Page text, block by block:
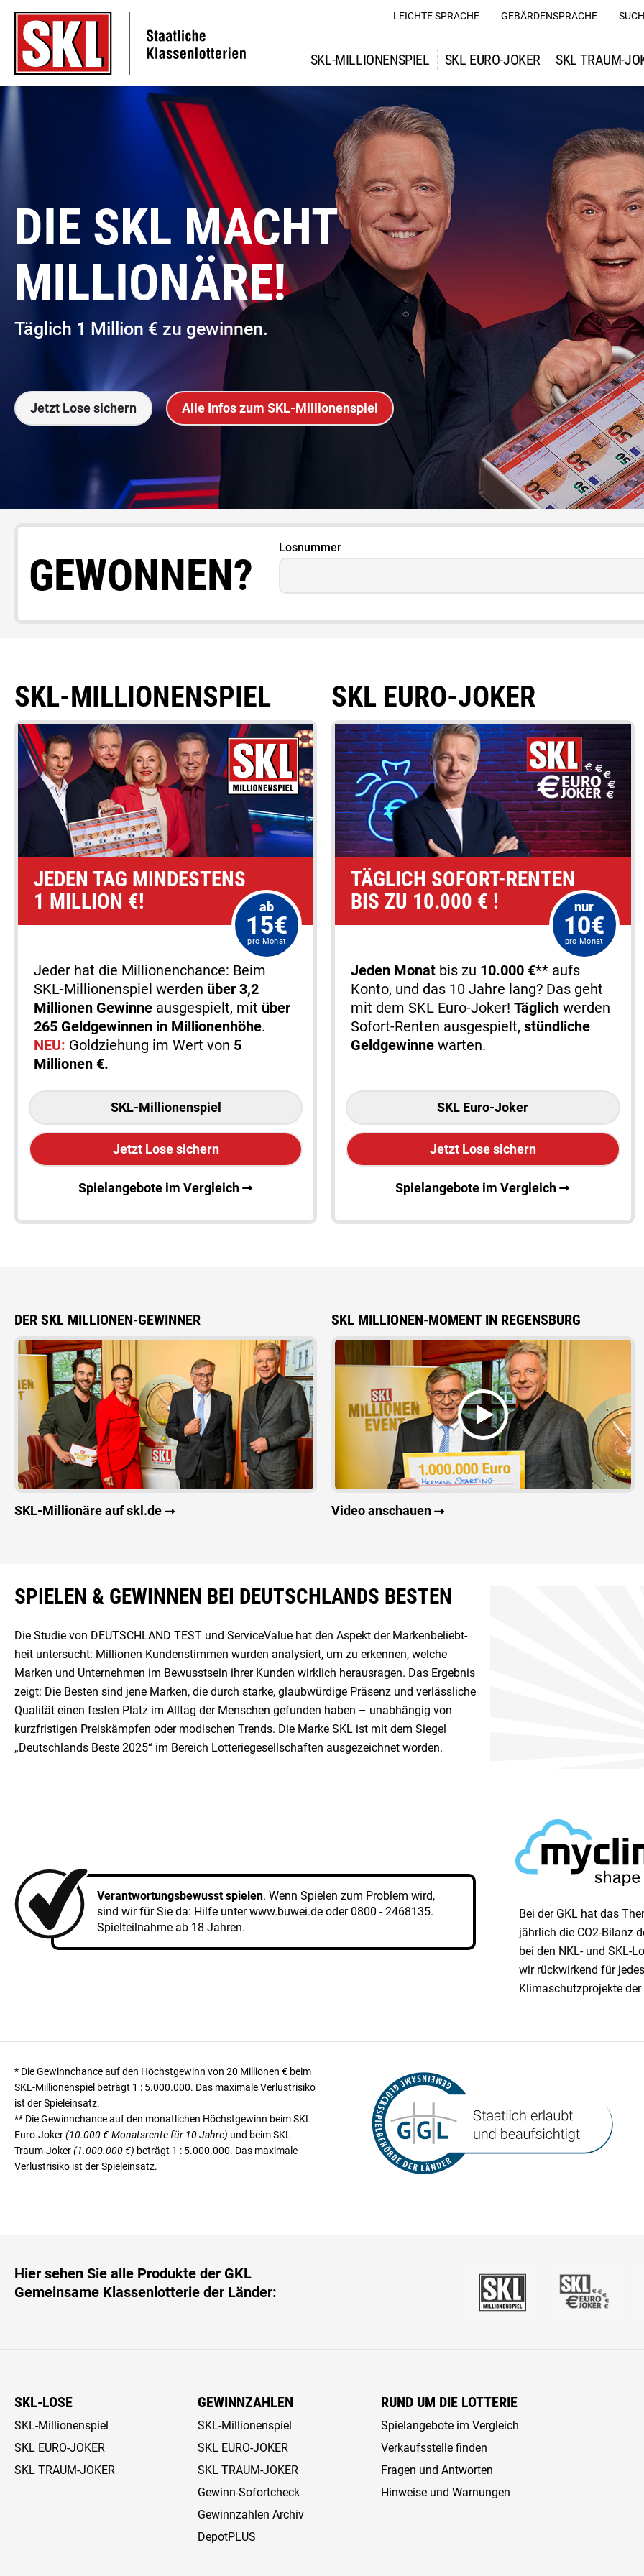
Zu den Hauptinhalten springen
LEICHTE SPRACHE GEBÄRDENSPRACHE
SKL-MILLIONENSPIEL SKL EURO-JOKER SKL TRAUM-
DIE SKL MACHT
MILLIONÄRE!
Täglich 1 Million € zu gewinnen.
Jetzt Lose sichern Alle Infos zum SKL-Millionenspiel
GEWONNEN?
Losnummer
SKL-MILLIONENSPIEL
JEDEN TAG MINDESTENS
1 MILLION €!
ab
15€
pro Monat
Jeder hat die Millionenchance: Beim
SKL-Millionenspiel werden über 3,2
Millionen Gewinne ausgespielt, mit über
265 Geldgewinnen in Millionenhöhe.
NEU: Goldziehung im Wert von 5
Millionen €.
SKL-Millionenspiel
Jetzt Lose sichern
Spielangebote im Vergleich
SKL EURO-JOKER
TÄGLICH SOFORT-RENTEN
BIS ZU 10.000 € !
nur
10€
pro Monat
Jeden Monat bis zu 10.000 €** aufs
Konto, und das 10 Jahre lang? Das geht
mit dem SKL Euro-Joker!Täglich werden
Sofort-Renten ausgespielt,stündliche
Geldgewinne warten.
SKL Euro-Joker
Jetzt Lose sichern
Spielangebote im Vergleich
DER SKL MILLIONEN-GEWINNER
SKL-Millionäre auf skl.de
SKL MILLIONEN-MOMENT IN REGENSBURG
Video anschauen
SPIELEN & GEWINNEN BEI DEUTSCHLANDS BESTEN
Die Studie von DEUTSCHLAND TEST und ServiceValue hat den Aspekt der Marken­beliebt­
heit untersucht: Millionen Kundenstimmen wurden analysiert, um zu erkennen, welche
Marken und Unternehmen im Bewusstsein ihrer Kunden wirklich herausragen. Das Ergebnis
zeigt: Die Besten sind jene Marken, die durch starke, glaubwürdige Präsenz und verlässliche
Qualität einen festen Platz im Alltag der Menschen gefunden haben – unabhängig von
kurzfristigen Preiskämpfen oder modischen Trends. Die Marke SKL ist mit dem Siegel
„Deutschlands Beste 2025“ im Bereich Lotteriegesellschaften ausgezeichnet worden.
Verantwortungsbewusst spielen. Wenn Spielen zum Problem wird,
sind wir für Sie da: Hilfe unterwww.buwei.de oder0800 - 2468135.
Spielteilnahme ab 18 Jahren.
Bei der GKL hat das
jährlich die CO2-Bilanz
bei den NKL- und SKL-
wir rück­wirkend für
Klimaschutzprojekte
* Die Gewinnchance auf den Höchstgewinn von 20 Millionen € beim
SKL-Millionenspiel beträgt 1 : 5.000.000. Das maximale Verlustrisiko
ist der Spieleinsatz.
** Die Gewinnchance auf den monatlichen Höchstgewinn beim SKL
Euro-Joker(10.000 €-Monatsrente für 10 Jahre) und beim SKL
Traum-Joker(1.000.000 €) beträgt 1 : 5.000.000. Das maximale
Verlustrisiko ist der Spieleinsatz.
Hier sehen Sie alle Produkte der GKL
Gemeinsame Klassenlotterie der Länder:
SKL-LOSE
SKL-Millionenspiel
SKL EURO-JOKER
SKL TRAUM-JOKER
GEWINNZAHLEN
SKL-Millionenspiel
SKL EURO-JOKER
SKL TRAUM-JOKER
Gewinn-Sofortcheck
Gewinnzahlen Archiv
DepotPLUS
RUND UM DIE LOTTERIE
Spielangebote im Vergleich
Verkaufsstelle finden
Fragen und Antworten
Hinweise und Warnungen